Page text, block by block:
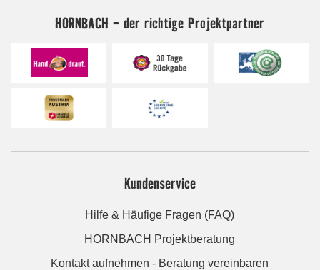
HORNBACH - der richtige Projektpartner
Kundenservice
Hilfe & Häufige Fragen (FAQ)
HORNBACH Projektberatung
Kontakt aufnehmen - Beratung vereinbaren